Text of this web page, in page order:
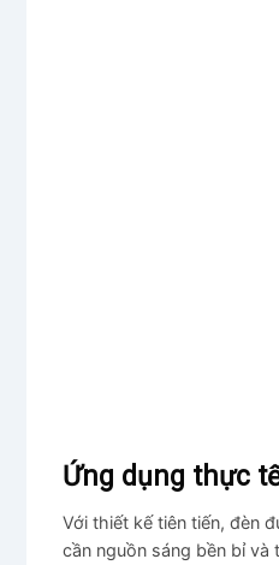
Ứng dụng thực
Với thiết kế tiên tiến, đèn
cần nguồn sáng bền bỉ